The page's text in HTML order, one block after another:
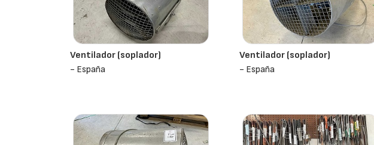
Ventilador (soplador)
- España
Ventilador (soplador)
- España